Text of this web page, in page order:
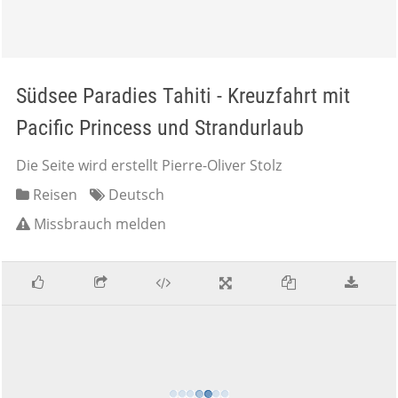
Südsee Paradies Tahiti - Kreuzfahrt mit
Pacific Princess und Strandurlaub
Die Seite wird erstellt Pierre-Oliver Stolz
Reisen
Deutsch
Missbrauch melden